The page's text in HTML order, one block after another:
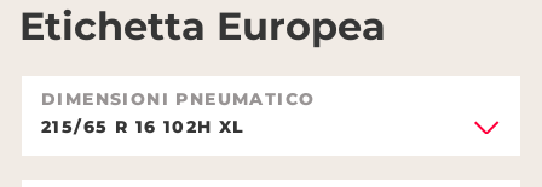
Etichetta Europea
DIMENSIONI PNEUMATICO
215/65 R 16 102H XL